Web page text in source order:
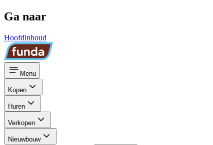
Ga naar
Hoofdinhoud
Menu
Kopen
Huren
Verkopen
Nieuwbouw